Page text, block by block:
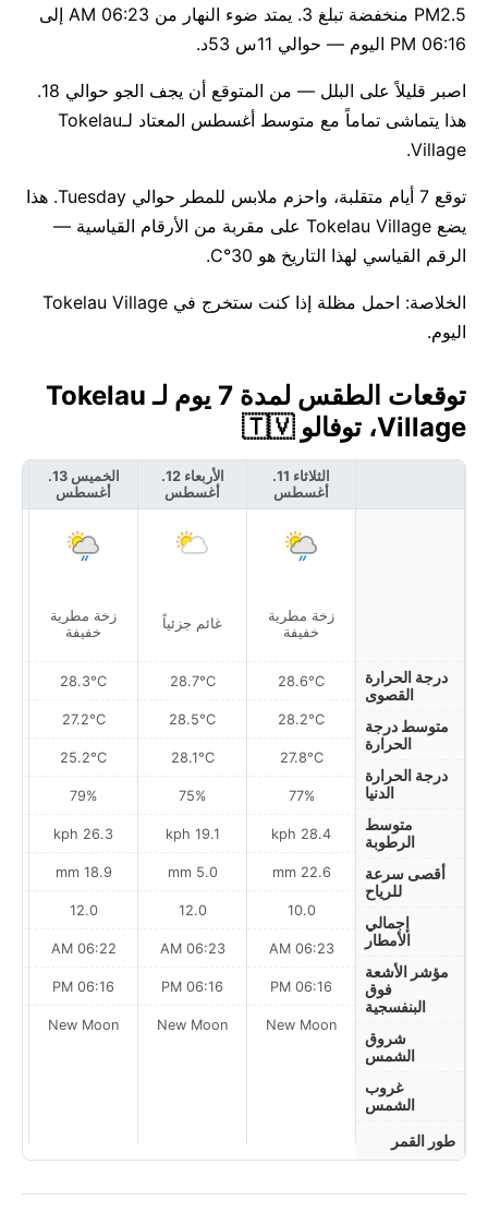
PM2.5 منخفضة تبلغ 3. يمتد ضوء النهار من 06:23 AM إلى
06:16 PM اليوم — حوالي 11س 53د.
اصبر قليلاً على البلل — من المتوقع أن يجف الجو حوالي 18.
هذا يتماشى تماماً مع متوسط أغسطس المعتاد لـTokelau
Village.
توقع 7 أيام متقلبة، واحزم ملابس للمطر حوالي Tuesday. هذا
يضع Tokelau Village على مقربة من الأرقام القياسية —
الرقم القياسي لهذا التاريخ هو 30°C.
الخلاصة: احمل مظلة إذا كنت ستخرج في Tokelau Village
اليوم.
توقعات الطقس لمدة 7 يوم لـ Tokelau
Village، توفالو 🇹🇻
درجة الحرارة
القصوى
متوسط درجة
الحرارة
درجة الحرارة
الدنيا
متوسط
الرطوبة
أقصى سرعة
للرياح
إجمالي
الأمطار
مؤشر الأشعة
فوق
البنفسجية
شروق
الشمس
غروب
الشمس
طور القمر
الثلاثاء 11.
أغسطس
زخة مطرية
خفيفة
28.6°C
28.2°C
27.8°C
77%
28.4 kph
22.6 mm
10.0
06:23 AM
06:16 PM
New Moon
الأربعاء 12.
أغسطس
غائم جزئياً
28.7°C
28.5°C
28.1°C
75%
19.1 kph
5.0 mm
12.0
06:23 AM
06:16 PM
New Moon
الخميس 13.
أغسطس
زخة مطرية
خفيفة
28.3°C
27.2°C
25.2°C
79%
26.3 kph
18.9 mm
12.0
06:22 AM
06:16 PM
New Moon